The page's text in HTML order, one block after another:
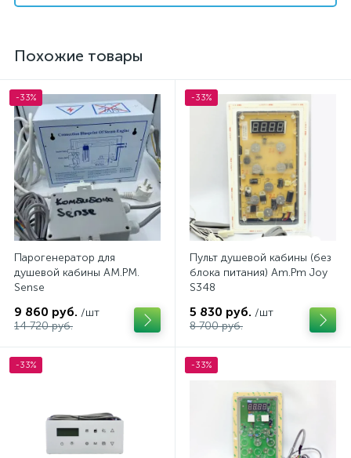
Похожие товары
-33%
Парогенератор для
душевой кабины AM.PM.
Sense
9 860 руб. /шт
14 720 руб.
-33%
Пульт душевой кабины (без
блока питания) Am.Pm Joy
S348
5 830 руб. /шт
8 700 руб.
-33% -33%